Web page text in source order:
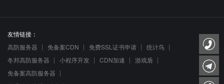
友情链接：
高防服务器
免备案CDN 免费SSL证书申请
统计鸟
冬邦高防服务器
小程序开发 CDN加速
游戏盾
免备案高防服务器